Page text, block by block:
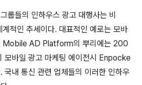
룹들의 인하우스 광고 대행사는 비
적인 추세이다. 대표적인 예로는 모바
Mobile AD Platform의 뿌리에는 200
모바일 광고 마케팅 에이전시 Enpocke
국내 통신 관련 업체들의 이러한 인하우